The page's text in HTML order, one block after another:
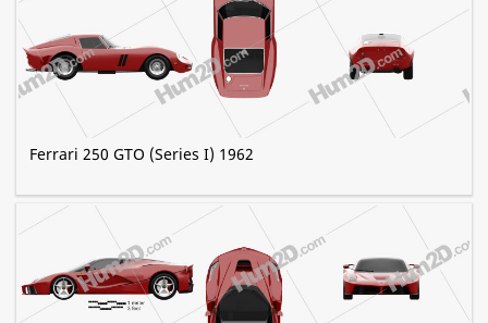
Ferrari 250 GTO (Series I) 1962